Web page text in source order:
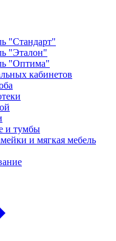
"Стандарт"
"Эталон"
"Оптима"
кабинетов
и тумбы
и мягкая мебель